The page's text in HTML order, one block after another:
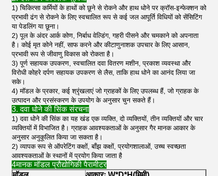
1) चिकित्सा कर्मियों के हाथों को छूने से रोकने और हाथ धोने पर क्रॉस-इन्फेक्शन को
प्रभावी ढंग से रोकने के लिए स्वचालित रूप से कई जल आपूर्ति विधियों को सेंसिटिंग
या पेडलिंग या छूना।
2) पूल के अंदर आर्क कोण, निर्बाध वेल्डिंग, गहरी पीसने और चमकाने को अपनाता
है। कोई मृत कोने नहीं, साफ करने और कीटाणुनाशक उपचार के लिए आसान,
प्रभावी रूप से जीवाणु विकास को रोकता है।
3) पूर्ण सहायक उपकरण, स्वचालित दवा वितरण मशीन, प्रकाश व्यवस्था और
विरोधी कोहरे दर्पण सहायक उपकरण से लैस, ताकि हाथ धोने का आनंद लिया जा
सके।
4) मॉडल के प्रकार, कई श्रृंखलाएं जो ग्राहकों के लिए उपलब्ध हैं, जो ग्राहक के
उत्पादन और प्रसंस्करण के उपयोग के अनुसार चुन सकते हैं।
3. दवा धोने की सिंक संरचना
1) दवा धोने की सिंक का यह खंड एक व्यक्ति, दो व्यक्तियों, तीन व्यक्तियों और चार
व्यक्तियों में विभाजित है। ग्राहक आवश्यकताओं के अनुसार गैर मानक आकार के
अनुसार अनुकूलित किया जा सकता है।
2) व्यापक रूप से ऑपरेटिंग कक्षों, बाँझ कक्षों, प्रयोगशालाओं, उच्च स्वच्छता
आवश्यकताओं के स्थानों में प्रयोग किया जाता है
4मानक मॉडल प्रौद्योगिकी पैरामीटर